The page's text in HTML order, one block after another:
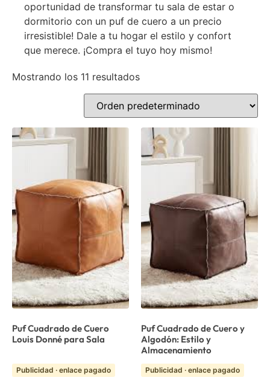
oportunidad de transformar tu sala de estar o
dormitorio con un puf de cuero a un precio
irresistible! Dale a tu hogar el estilo y confort
que merece. ¡Compra el tuyo hoy mismo!
Mostrando los 11 resultados
Puf Cuadrado de Cuero
Louis Donné para Sala
Publicidad · enlace pagado
Puf Cuadrado de Cuero y
Algodón: Estilo y
Almacenamiento
Publicidad · enlace pagado